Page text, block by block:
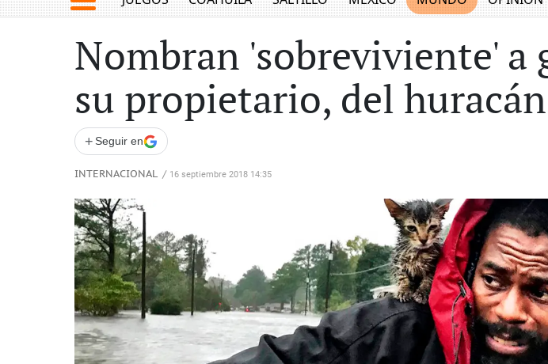
Nombran 'sobreviviente'
su propietario, del
+ Seguir en
INTERNACIONAL / 16 septiembre 2018 14:35